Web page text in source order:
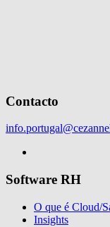
Contacto
Software RH
O que é Cloud/
Insights